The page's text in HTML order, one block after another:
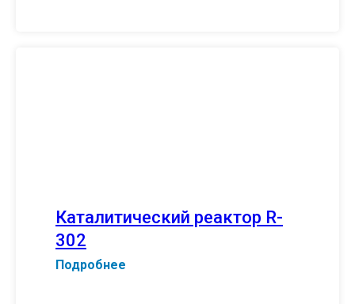
Каталитический реактор R-
302
Подробнее